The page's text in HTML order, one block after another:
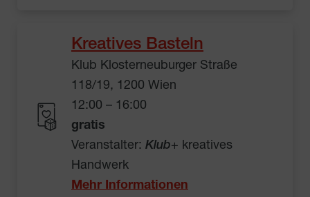
Kreatives Basteln
Klub Klosterneuburger Straße
118/19, 1200 Wien
12:00 – 16:00
gratis
Veranstalter: Klub+ kreatives
Handwerk
Mehr Informationen